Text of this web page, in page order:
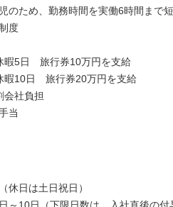
のため、勤務時間を実働6時間まで
度
暇5日 旅行券10万円を支給
暇10日 旅行券20万円を支給
会社負担
当
休日は土日祝日）
～10日（下限日数は、入社直後の付